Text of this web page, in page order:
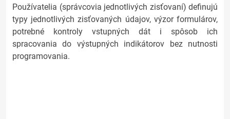
Používatelia (správcovia jednotlivých zisťovaní) definujú
typy jednotlivých zisťovaných údajov, výzor formulárov,
potrebné kontroly vstupných dát i spôsob ich
spracovania do výstupných indikátorov bez nutnosti
programovania.